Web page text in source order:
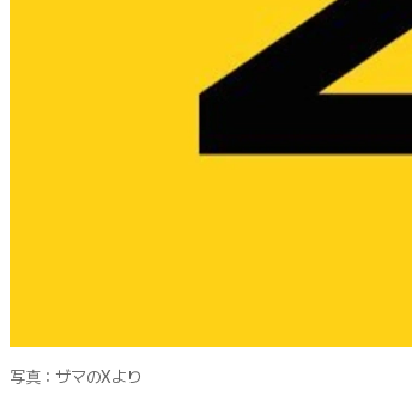
写真：ザマのXより